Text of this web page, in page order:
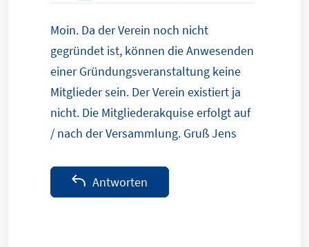
Moin. Da der Verein noch nicht
gegründet ist, können die Anwesenden
einer Gründungsveranstaltung keine
Mitglieder sein. Der Verein existiert ja
nicht. Die Mitgliederakquise erfolgt auf
/ nach der Versammlung. Gruß Jens
Antworten